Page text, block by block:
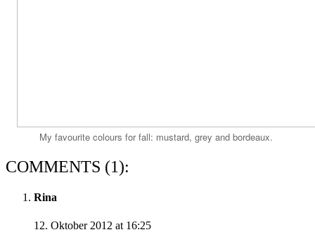
My favourite colours for fall: mustard, grey and bordeaux.
COMMENTS (1):
Rina
12. Oktober 2012 at 16:25